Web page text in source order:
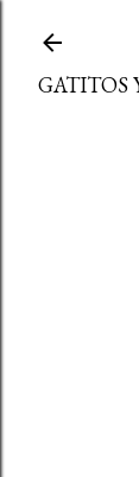
GATITOS